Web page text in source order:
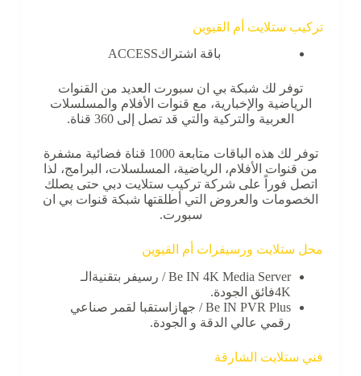
تركيب ستلايت أم القيوين
باقة اشتراكACCESS
توفر لك شبكة بي ان سبورت العديد من القنوات
الرياضية والإخبارية، مع قنوات الأفلام والمسلسلات
العربية والتركية والتي قد تصل إلى 360 قناة.
توفر لك هذه الباقات متابعة 1000 قناة فضائية مشفرة
من قنوات الأفلام، الرياضية، المسلسلات، البرامج، لذا
اتصل فوراً على شركة تركيب ستلايت دبي حتى يصلك
الخصومات والعروض التي أطلقتها شبكة قنوات بي ان
سبورت.
محل ستلايت ورسيفرات أم القيوين
Be IN 4K Media Server / رسيفر بتقنيةالـ
4Kفائق الجودة.
Be IN PVR Plus / جهازاستقبا لقمر صناعي
رقمي عالي الدقة و الجودة.
فني ستلايت الشارقة